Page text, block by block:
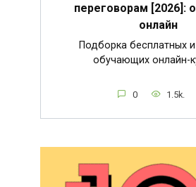
переговорам [2026]:
онлайн
Подборка бесплатных
обучающих онлайн-
0 1.5k.